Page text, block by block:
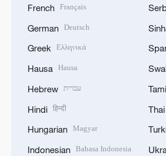
French Français
German Deutsch
Greek Ελληνικά
Hausa Hausa
Hebrew עברית
Hindi हिन्दी
Hungarian Magyar
Indonesian Bahasa Indonesia
Thai